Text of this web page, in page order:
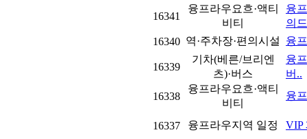
16341
융프라우요흐·액티
비티
융
의
16340 역·주차장·편의시설 융
16339
기차(베른/브리엔
츠)·버스
융
버..
16338
융프라우요흐·액티
비티
융
16337 융프라우지역 일정 VIP